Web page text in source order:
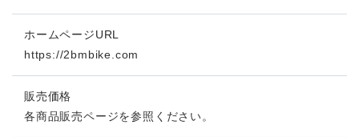
ホームページURL
https://2bmbike.com
販売価格
各商品販売ページを参照ください。